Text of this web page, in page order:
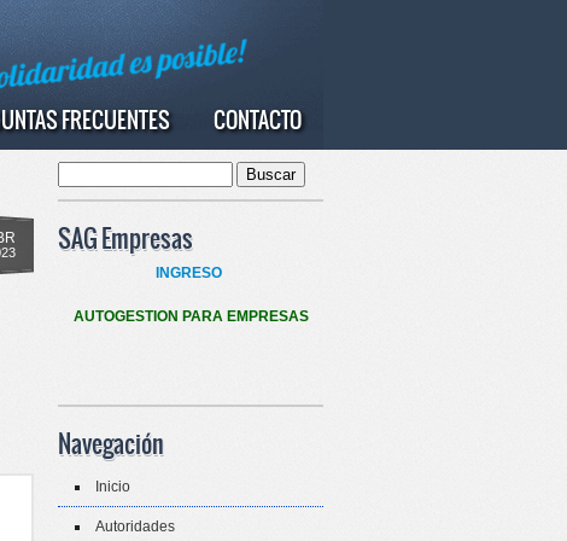
FRECUENTES CONTACTO
Formulario de búsqueda
SAG Empresas
INGRESO
AUTOGESTION PARA EMPRESAS
Navegación
Inicio
Autoridades